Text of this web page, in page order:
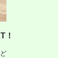
！